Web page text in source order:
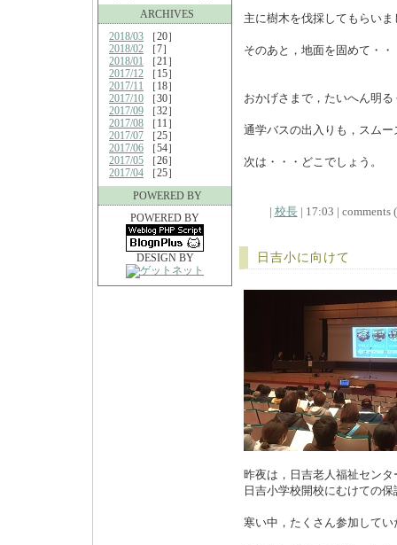
ARCHIVES
2018/03 ［20］
2018/02 ［7］
2018/01 ［21］
2017/12 ［15］
2017/11 ［18］
2017/10 ［30］
2017/09 ［32］
2017/08 ［11］
2017/07 ［25］
2017/06 ［54］
2017/05 ［26］
2017/04 ［25］
POWERED BY
POWERED BY
DESIGN BY
主に樹木を伐採してもらいま
そのあと，地面を固めて・・
おかげさまで，たいへん明
通学バスの出入りも，スム
次は・・・どこでしょう。
| 校長| 17:03 | comments
日吉小に向けて
昨夜は，日吉老人福祉センタ
日吉小学校開校にむけての
寒い中，たくさん参加して